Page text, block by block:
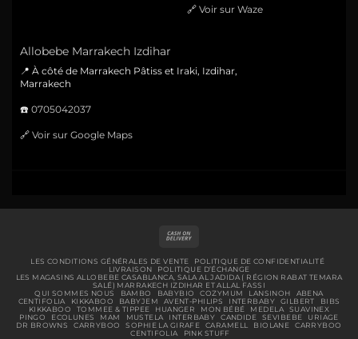
🔗 Voir sur Waze
Allobebe Marrakech Izdihar
📍 À côté de Marrakech Pâtiss et Iraki, Izdihar,
Marrakech
☎️ 0705042037
🔗 Voir sur Google Maps
Delivery
LES CONDITIONS GÉNÉRALES DE VENTE
POLITIQUE DE CONFIDENTIALITÉ
LIVRAISON
POLITIQUE D’ÉCHANGE
LES MAGASINS ALLOBEBE CASABLANCA, SALA AL JADIDA ( RÉGION RABAT TEMARA
SALÉ) MARRAKECH IZDIHAR ET ALLAL FASSI
QUI SOMMES NOUS
BAMBO BABYBIO COZYMUM LANSINOH
ABENA
CENTIFOLIA
KIKKABOO BABYJEM AVENT-PHILIPS INTERBABY GILBERT
BIBS
KIKKABOO
TOMMEE & TIPPEE HUANGER MON BÉBÉ MEDELA
SUAVINEX
PINGO
ECOLUNES MAM MUSTELA INTERBABY CANDIDE SEVIBEBE
URIAGE
DR BROWNS
CARRYBOO SOPHIE LA GIRAFE CARAMELL BIOLANE
CARRYBOO
CENTIFOLIA
PINK STUFF